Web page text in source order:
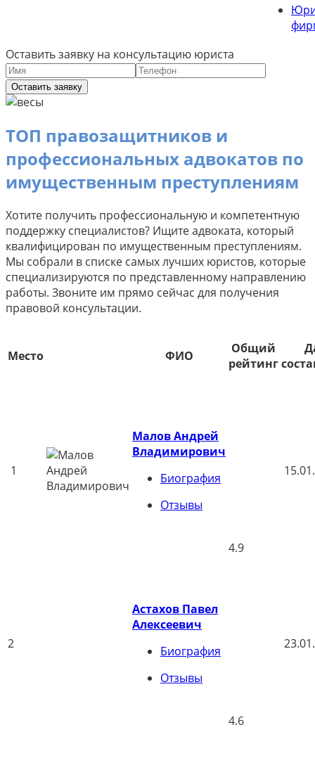
Оставить заявку на консультацию юриста
Оставить заявку
ТОП правозащитников и
профессиональных адвокатов по
имущественным преступлениям
Хотите получить профессиональную и компетентную
поддержку специалистов? Ищите адвоката, который
квалифицирован по имущественным преступлениям.
Мы собрали в списке самых лучших юристов, которые
специализируются по представленному направлению
работы. Звоните им прямо сейчас для получения
правовой консультации.
Место ФИО
Общий
рейтинг
1
Малов Андрей
Владимирович
Биография
Отзывы
4.9
2
Астахов Павел
Алексеевич
Биография
Отзывы
4.6